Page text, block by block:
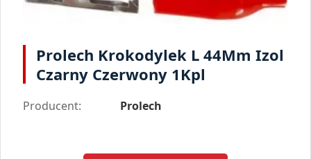
Prolech Krokodylek L 44Mm Izol
Czarny Czerwony 1Kpl
Producent: Prolech